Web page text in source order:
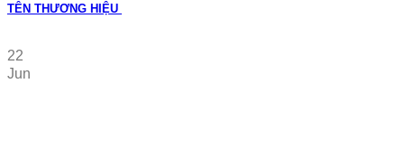
TÊN THƯƠNG HIỆU
22
Jun